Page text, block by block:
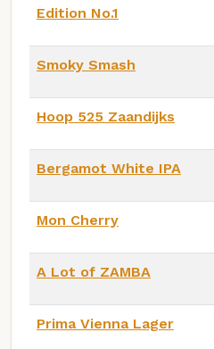
Edition No.1
Smoky Smash
Hoop 525 Zaandijks
Bergamot White IPA
Mon Cherry
A Lot of ZAMBA
Prima Vienna Lager